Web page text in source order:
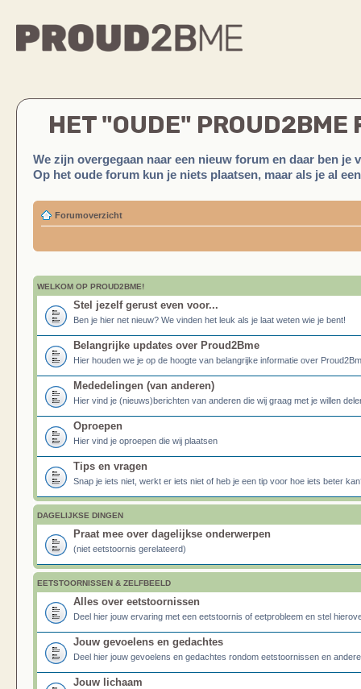
HET "OUDE" PROUD2BME
We zijn overgegaan naar een nieuw forum en daar ben je
Op het oude forum kun je niets plaatsen, maar als je al
Forumoverzicht
WELKOM OP PROUD2BME!
Stel jezelf gerust even voor...
Ben je hier net nieuw? We vinden het leuk als je laat weten wie je bent!
Belangrijke updates over Proud2Bme
Hier houden we je op de hoogte van belangrijke informatie over
Mededelingen (van anderen)
Hier vind je (nieuws)berichten van anderen die wij graag met je willen
Oproepen
Hier vind je oproepen die wij plaatsen
Tips en vragen
Snap je iets niet, werkt er iets niet of heb je een tip voor hoe iets beter
DAGELIJKSE DINGEN
Praat mee over dagelijkse onderwerpen
(niet eetstoornis gerelateerd)
EETSTOORNISSEN & ZELFBEELD
Alles over eetstoornissen
Deel hier jouw ervaring met een eetstoornis of eetprobleem en stel
Jouw gevoelens en gedachtes
Deel hier jouw gevoelens en gedachtes rondom eetstoornissen en
Jouw lichaam